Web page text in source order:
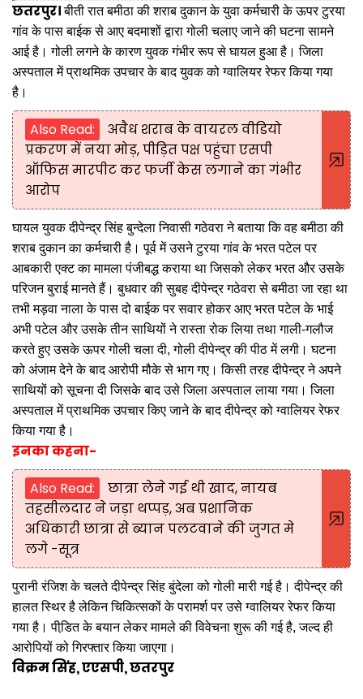
छतरपुर।बीती रात बमीठा की शराब दुकान के युवा कर्मचारी के ऊपर टुरया
गांव के पास बाईक से आए बदमाशों द्वारा गोली चलाए जाने की घटना सामने
आई है। गोली लगने के कारण युवक गंभीर रूप से घायल हुआ है। जिला
अस्पताल में प्राथमिक उपचार के बाद युवक को ग्वालियर रेफर किया गया
है।
Also Read:
अवैध शराब के वायरल वीडियो
प्रकरण में नया मोड़, पीड़ित पक्ष पहुंचा एसपी
ऑफिस मारपीट कर फर्जी केस लगाने का गंभीर
आरोप
घायल युवक दीपेन्द्र सिंह बुन्देला निवासी गठेवरा ने बताया कि वह बमीठा की
शराब दुकान का कर्मचारी है। पूर्व में उसने टुरया गांव के भरत पटेल पर
आबकारी एक्ट का मामला पंजीबद्ध कराया था जिसको लेकर भरत और उसके
परिजन बुराई मानते हैं। बुधवार की सुबह दीपेन्द्र गठेवरा से बमीठा जा रहा था
तभी मड़वा नाला के पास दो बाईक पर सवार होकर आए भरत पटेल के भाई
अभी पटेल और उसके तीन साथियों ने रास्ता रोक लिया तथा गाली-गलौज
करते हुए उसके ऊपर गोली चला दी, गोली दीपेन्द्र की पीठ में लगी। घटना
को अंजाम देने के बाद आरोपी मौके से भाग गए। किसी तरह दीपेन्द्र ने अपने
साथियों को सूचना दी जिसके बाद उसे जिला अस्पताल लाया गया। जिला
अस्पताल में प्राथमिक उपचार किए जाने के बाद दीपेन्द्र को ग्वालियर रेफर
किया गया है।
इनका कहना-
Also Read:
छात्रा लेने गई थी खाद, नायब
तहसीलदार ने जड़ा थप्पड़, अब प्रशानिक
अधिकारी छात्रा से ब्यान पलटवाने की जुगत मे
लगे -सूत्र
पुरानी रंजिश के चलते दीपेन्द्र सिंह बुंदेला को गोली मारी गई है। दीपेन्द्र की
हालत स्थिर है लेकिन चिकित्सकों के परामर्श पर उसे ग्वालियर रेफर किया
गया है। पीडि़त के बयान लेकर मामले की विवेचना शुरू की गई है, जल्द ही
आरोपियों को गिरफ्तार किया जाएगा।
विक्रम सिंह, एएसपी, छतरपुर